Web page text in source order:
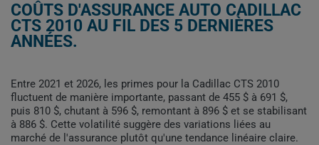
COÛTS D'ASSURANCE AUTO CADILLAC
CTS 2010 AU FIL DES 5 DERNIÈRES
ANNÉES.
Entre 2021 et 2026, les primes pour la Cadillac CTS 2010
fluctuent de manière importante, passant de 455 $ à 691 $,
puis 810 $, chutant à 596 $, remontant à 896 $ et se stabilisant
à 886 $. Cette volatilité suggère des variations liées au
marché de l'assurance plutôt qu'une tendance linéaire claire.